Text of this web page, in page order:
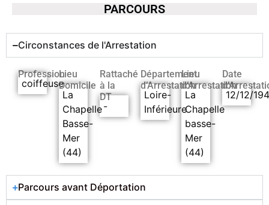
PARCOURS
Circonstances de l'Arrestation
Profession
coiffeuse
Lieu
Domicile
La
Chapelle
Basse-
Mer
(44)
Rattaché
à la
DT
-
Département
d’Arrestation
Loire-
Inférieure
Lieu
d’Arrestation
La
Chapelle
basse-
Mer
(44)
Date
12/12/
Parcours avant Déportation